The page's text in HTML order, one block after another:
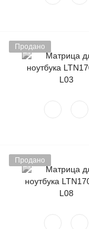
Продано
Продано